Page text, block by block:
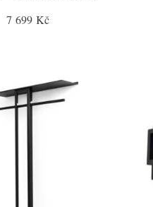
7 699 Kč